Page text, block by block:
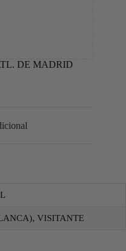
DE MADRID
VISITANTE